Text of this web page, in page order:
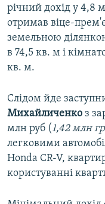
річний дохід у 4,8
отримав віце-
земельною
в 74,5 кв. м і
кв. м.
Слідом йде
Михайличенко з
млн руб (1,42 млн
легковими
Honda CR-V,
користуванні